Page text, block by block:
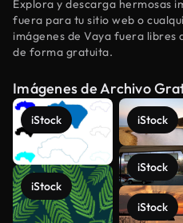
Explora y descarga hermosas
fuera para tu sitio web o
imágenes de Vaya fuera libres
de forma gratuita.
Imágenes de Archivo
iStock
iStock
iStock
iStock
iStock